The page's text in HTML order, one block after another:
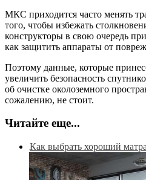
МКС приходится часто менять
того, чтобы избежать
конструкторы в свою очередь
как защитить аппараты от
Поэтому данные, которые
увеличить безопасность
об очистке околоземного
сожалению, не стоит.
Читайте еще...
Как выбрать хороший